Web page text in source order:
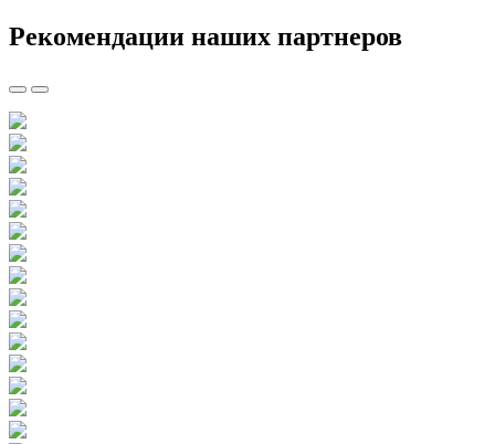
Рекомендации наших партнеров